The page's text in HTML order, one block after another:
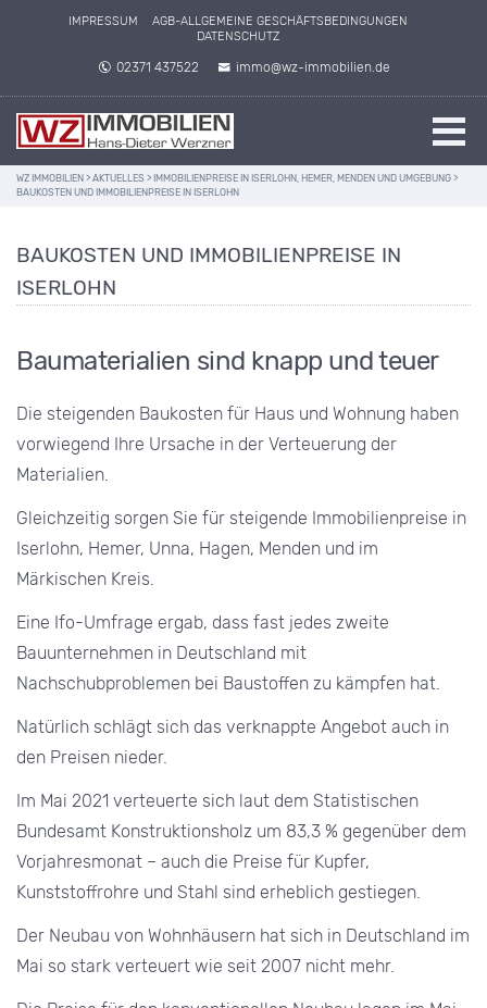
IMPRESSUM
AGB-ALLGEMEINE GESCHÄFTSBEDINGUNGEN
DATENSCHUTZ
02371 437522 immo@wz-immobilien.de
WZ IMMOBILIEN > AKTUELLES > IMMOBILIENPREISE IN ISERLOHN, HEMER, MENDEN UND UMGEBUNG >
BAUKOSTEN UND IMMOBILIENPREISE IN ISERLOHN
BAUKOSTEN UND IMMOBILIENPREISE IN
ISERLOHN
Baumaterialien sind knapp und teuer
Die steigenden Baukosten für Haus und Wohnung haben
vorwiegend Ihre Ursache in der Verteuerung der
Materialien.
Gleichzeitig sorgen Sie für steigende Immobilienpreise in
Iserlohn, Hemer, Unna, Hagen, Menden und im
Märkischen Kreis.
Eine Ifo-Umfrage ergab, dass fast jedes zweite
Bauunternehmen in Deutschland mit
Nachschubproblemen bei Baustoffen zu kämpfen hat.
Natürlich schlägt sich das verknappte Angebot auch in
den Preisen nieder.
Im Mai 2021 verteuerte sich laut dem Statistischen
Bundesamt Konstruktionsholz um 83,3 % gegenüber dem
Vorjahresmonat – auch die Preise für Kupfer,
Kunststoffrohre und Stahl sind erheblich gestiegen.
Der Neubau von Wohnhäusern hat sich in Deutschland im
Mai so stark verteuert wie seit 2007 nicht mehr.